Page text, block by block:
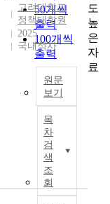
50개씩
출력
100개씩
출력
고려대학교
정책대학원
2025
국내석사
원문
보기
목
차
검
색
조
회
도
높
은
자
료